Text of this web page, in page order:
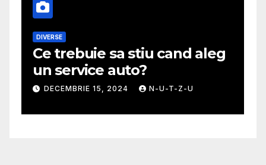
DIVERSE
Ce trebuie sa stiu cand aleg
un service auto?
DECEMBRIE 15, 2024 N-U-T-Z-U